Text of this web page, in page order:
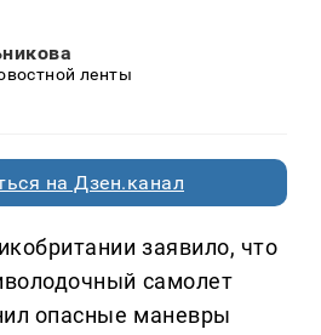
ленты
на Дзен.канал
заявило, что
самолет
опасные маневры